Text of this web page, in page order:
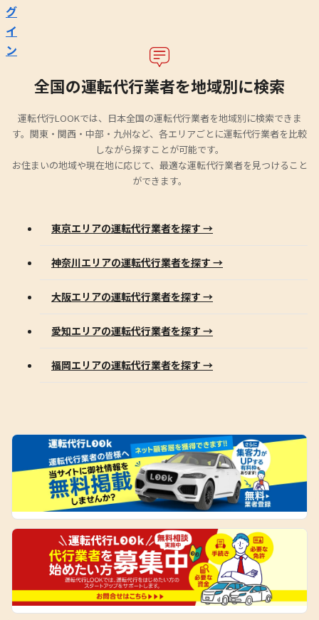
グ
イ
ン
全国の運転代行業者を地域別に検索
運転代行LOOKでは、日本全国の運転代行業者を地域別に検索できま
す。関東・関西・中部・九州など、各エリアごとに運転代行業者を比較
しながら探すことが可能です。
お住まいの地域や現在地に応じて、最適な運転代行業者を見つけること
ができます。
東京エリアの運転代行業者を探す →
神奈川エリアの運転代行業者を探す →
大阪エリアの運転代行業者を探す →
愛知エリアの運転代行業者を探す →
福岡エリアの運転代行業者を探す →